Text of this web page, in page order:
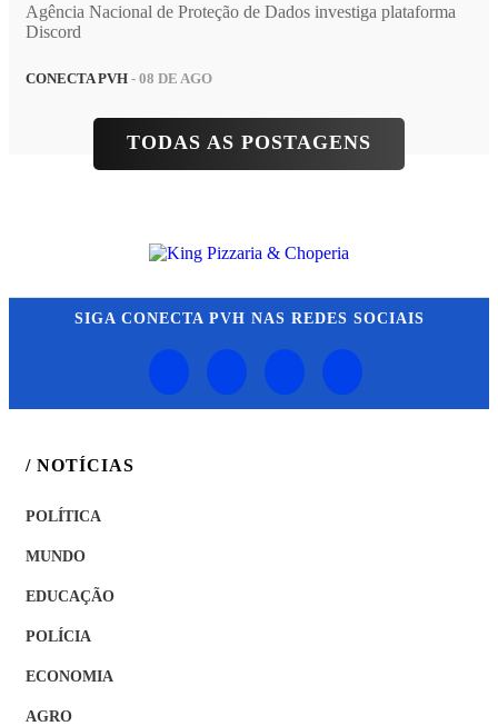
Agência Nacional de Proteção de Dados investiga plataforma
Discord
CONECTA PVH - 08 DE AGO
TODAS AS POSTAGENS
SIGA CONECTA PVH NAS REDES SOCIAIS
/ NOTÍCIAS
POLÍTICA
MUNDO
EDUCAÇÃO
POLÍCIA
ECONOMIA
AGRO